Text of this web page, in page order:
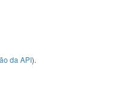
da API).